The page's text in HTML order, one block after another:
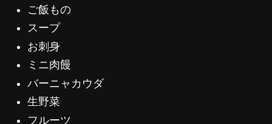
ご飯もの
スープ
お刺身
ミニ肉饅
バーニャカウダ
生野菜
フルーツ